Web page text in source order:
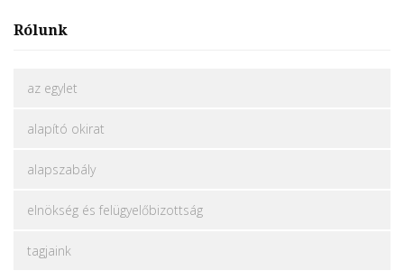
Rólunk
az egylet
alapító okirat
alapszabály
elnökség és felügyelőbizottság
tagjaink